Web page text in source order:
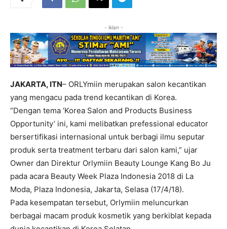
- iklan -
JAKARTA, ITN– ORLYmiin merupakan salon kecantikan
yang mengacu pada trend kecantikan di Korea.
“Dengan tema ‘Korea Salon and Products Business
Opportunity’ ini, kami melibatkan prefessional educator
bersertifikasi internasional untuk berbagi ilmu seputar
produk serta treatment terbaru dari salon kami,” ujar
Owner dan Direktur Orlymiin Beauty Lounge Kang Bo Ju
pada acara Beauty Week Plaza Indonesia 2018 di La
Moda, Plaza Indonesia, Jakarta, Selasa (17/4/18).
Pada kesempatan tersebut, Orlymiin meluncurkan
berbagai macam produk kosmetik yang berkiblat kepada